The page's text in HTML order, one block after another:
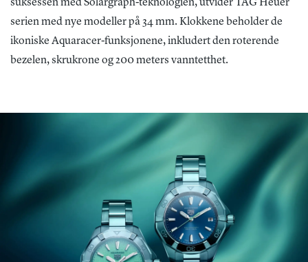
suksessen med Solargraph-teknologien, utvider TAG Heuer
serien med nye modeller på 34 mm. Klokkene beholder de
ikoniske Aquaracer-funksjonene, inkludert den roterende
bezelen, skrukrone og 200 meters vanntetthet.